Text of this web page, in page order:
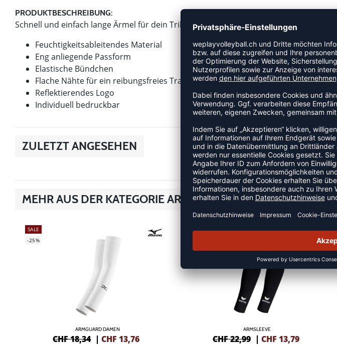
PRODUKTBESCHREIBUNG:
Schnell und einfach lange Ärmel für dein Trikot oder Laufshirt. Diese kommen als Paar!
Feuchtigkeitsableitendes Material
Eng anliegende Passform
Elastische Bündchen
Flache Nähte für ein reibungsfreies Tragegefühl
Reflektierendes Logo
Individuell bedruckbar
ZULETZT ANGESEHEN
MEHR AUS DER KATEGORIE ARMSLEEVES
SALE
-25%
ARMGUARD DAMEN
CHF 18,34 |CHF 13,76
SALE
ARMSLEEVE
CHF 22,99 | CHF 13,79